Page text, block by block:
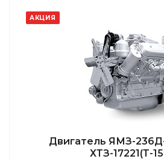
АКЦИЯ
Двигатель ЯМЗ-
ХТЗ-17221(Т-